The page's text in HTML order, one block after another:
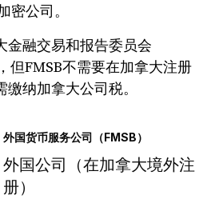
密公司。
金融交易和报告委员会
但FMSB不需要在加拿大注册
纳加拿大公司税。
外国货币服务公司（FMSB）
外国公司（在加拿大境外注
册）